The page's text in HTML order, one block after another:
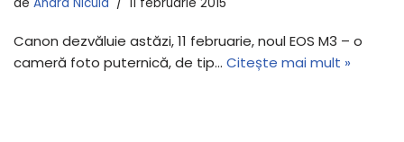
Canon dezvăluie astăzi, 11 februarie, noul EOS M3 – o
cameră foto puternică, de tip… Citește mai mult »